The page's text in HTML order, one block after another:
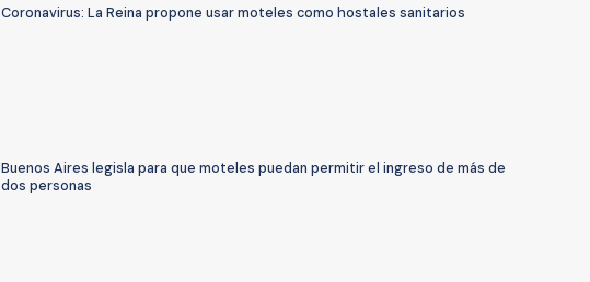
Coronavirus: La Reina propone usar moteles como hostales sanitarios
Buenos Aires legisla para que moteles puedan permitir el ingreso de más de
dos personas